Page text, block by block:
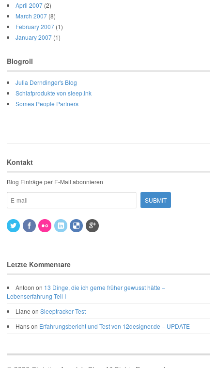
April 2007 (2)
March 2007 (8)
February 2007 (1)
January 2007 (1)
Blogroll
Julia Derndinger's Blog
Schlafprodukte von sleep.ink
Somea People Partners
Kontakt
Blog Einträge per E-Mail abonnieren
Letzte Kommentare
Antoon on 13 Dinge, die ich gerne früher gewusst hätte –
Lebenserfahrung Teil I
Liane on Sleeptracker Test
Hanson Erfahrungsbericht und Test von 12designer.de – UPDATE